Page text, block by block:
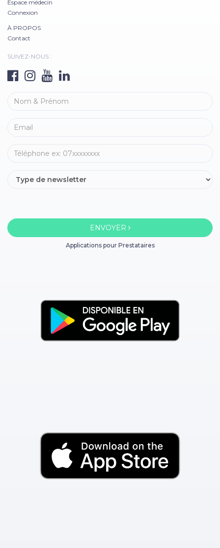
Espace médecin
Connexion
À PROPOS
Contact
SUIVEZ-NOUS :
ENVOYER
Applications pour Prestataires